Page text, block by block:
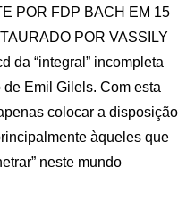
POR FDP BACH EM 15
POR VASSILY
da “integral” incompleta
Emil Gilels. Com esta
colocar a disposição
àqueles que
neste mundo